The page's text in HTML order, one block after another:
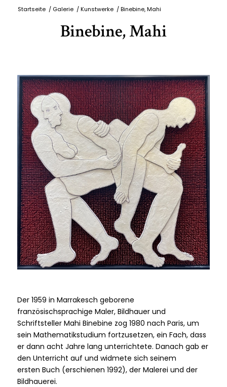
Startseite / Galerie / Kunstwerke / Binebine, Mahi
Binebine, Mahi
Der 1959 in Marrakesch geborene
französischsprachige Maler, Bildhauer und
Schriftsteller Mahi Binebine zog 1980 nach Paris, um
sein Mathematikstudium fortzusetzen, ein Fach, dass
er dann acht Jahre lang unterrichtete. Danach gab er
den Unterricht auf und widmete sich seinem
ersten Buch (erschienen 1992), der Malerei und der
Bildhauerei.